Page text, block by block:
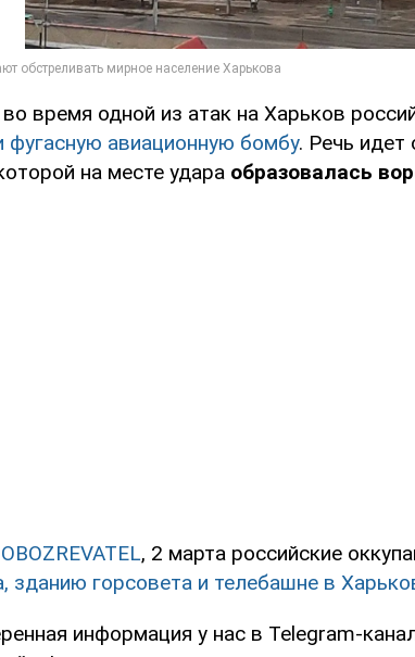
время одной из атак на Харьков
фугасную авиационную бомбу. Речь идет
на месте удара образовалась
OBOZREVATEL, 2 марта российские
зданию горсовета и телебашне в
информация у нас в Telegram-